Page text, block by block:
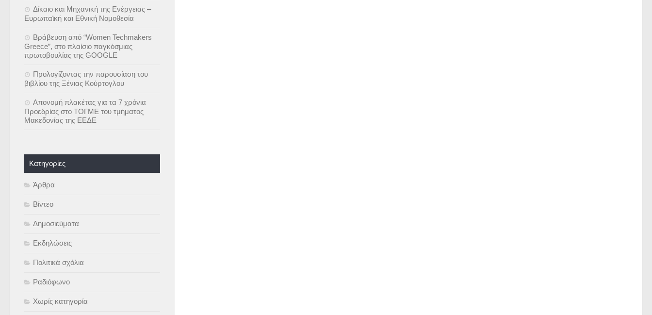
Δίκαιο και Μηχανική της Ενέργειας –
Ευρωπαϊκή και Εθνική Νομοθεσία
Βράβευση από “Women Techmakers
Greece”, στο πλαίσιο παγκόσμιας
πρωτοβουλίας της GOOGLE
Προλογίζοντας την παρουσίαση του
βιβλίου της Ξένιας Κούρτογλου
Απονομή πλακέτας για τα 7 χρόνια
Προεδρίας στο ΤΟΓΜΕ του τμήματος
Μακεδονίας της ΕΕΔΕ
Kατηγορίες
Άρθρα
Βίντεο
Δημοσιεύματα
Εκδηλώσεις
Πολιτικά σχόλια
Ραδιόφωνο
Χωρίς κατηγορία